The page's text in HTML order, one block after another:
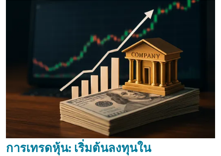
การเทรดหุ้น: เริ่มต้นลงทุนใน